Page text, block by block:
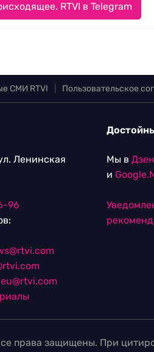
RTVI в Telegram
СМИ RTVI Пользовательское
Ленинская
96
Мы в
и
права защищены. При